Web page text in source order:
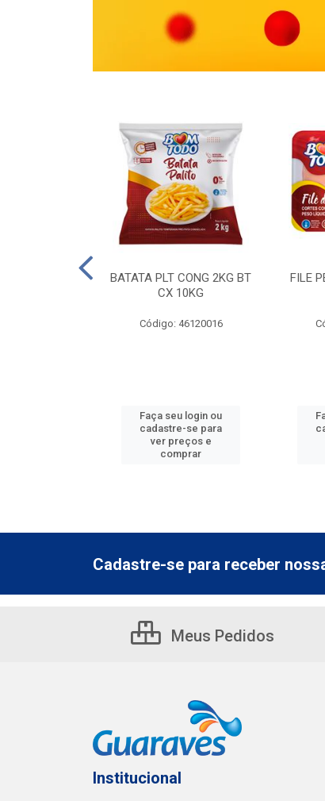
BATATA PLT CONG 2KG BT
CX 10KG
Código: 46120016
Faça seu login ou
cadastre-se para
ver preços e
comprar
FILE
Cadastre-se para receber
Meus Pedidos
Institucional